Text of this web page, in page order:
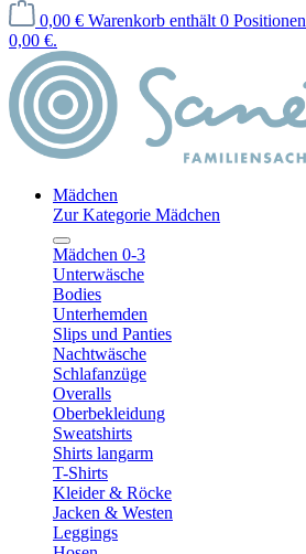
0,00 € Warenkorb enthält 0
0,00 €.
Mädchen
Zur Kategorie Mädchen
Mädchen 0-3
Unterwäsche
Bodies
Unterhemden
Slips und Panties
Nachtwäsche
Schlafanzüge
Overalls
Oberbekleidung
Sweatshirts
Shirts langarm
T-Shirts
Kleider & Röcke
Jacken & Westen
Leggings